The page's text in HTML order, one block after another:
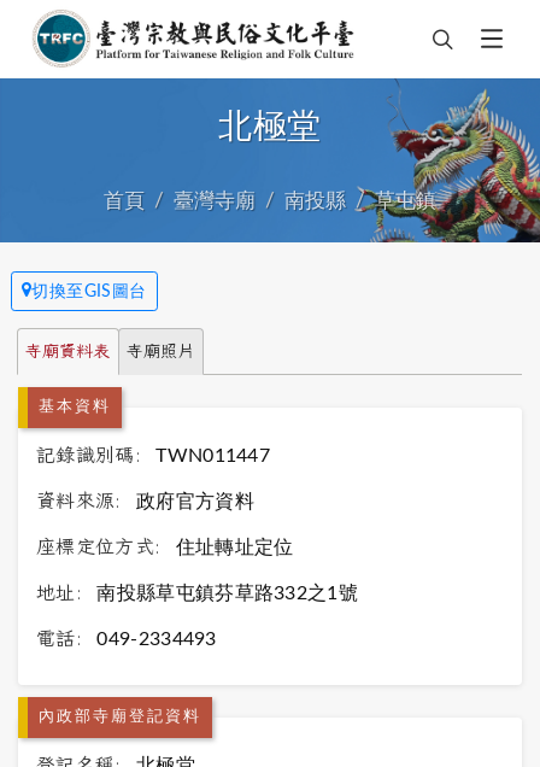
北極堂
首頁 臺灣寺廟 南投縣 草屯鎮
切換至GIS圖台
寺廟資料表 寺廟照片
基本資料
記錄識別碼: TWN011447
資料來源: 政府官方資料
座標定位方式: 住址轉址定位
地址: 南投縣草屯鎮芬草路332之1號
電話: 049-2334493
內政部寺廟登記資料